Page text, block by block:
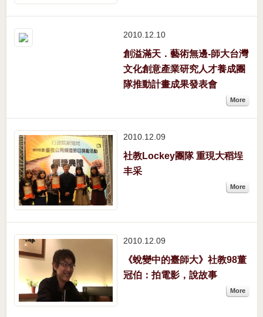
2010.12 10
創溢滿天．藝術無邊-師大台灣
文化創意產業研究人才養成團
隊推動計畫成果發表會
More
2010.12 09
社教Lockey團隊 重現大稻埕
丰采
More
2010.12 09
《蛻變中的臺師大》社教98董
冠伯：拍電影，說故事
More